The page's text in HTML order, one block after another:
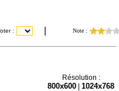
Résolution :
800x600 1024x768